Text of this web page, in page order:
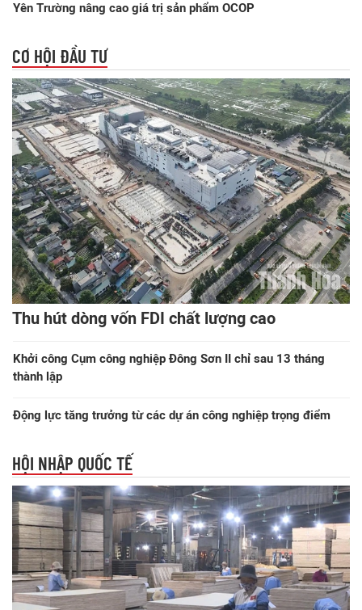
Yên Trường nâng cao giá trị sản phẩm OCOP
CƠ HỘI ĐẦU TƯ
Thu hút dòng vốn FDI chất lượng cao
Khởi công Cụm công nghiệp Đông Sơn II chỉ sau 13 tháng
thành lập
Động lực tăng trưởng từ các dự án công nghiệp trọng điểm
HỘI NHẬP QUỐC TẾ